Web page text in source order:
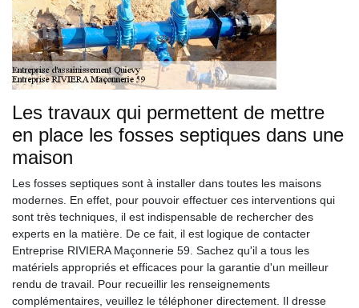
Les travaux qui permettent de mettre
en place les fosses septiques dans une
maison
Les fosses septiques sont à installer dans toutes les maisons
modernes. En effet, pour pouvoir effectuer ces interventions qui
sont très techniques, il est indispensable de rechercher des
experts en la matière. De ce fait, il est logique de contacter
Entreprise RIVIERA Maçonnerie 59. Sachez qu'il a tous les
matériels appropriés et efficaces pour la garantie d'un meilleur
rendu de travail. Pour recueillir les renseignements
complémentaires, veuillez le téléphoner directement. Il dresse